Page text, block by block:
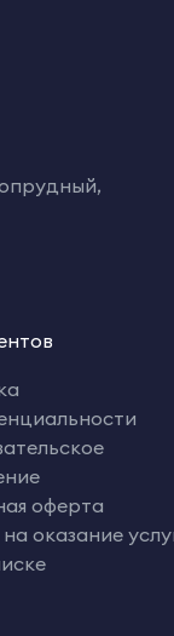
оферта
оказание